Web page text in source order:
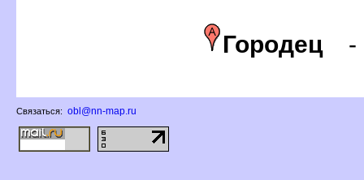
Городец
Связаться: obl@nn-map.ru